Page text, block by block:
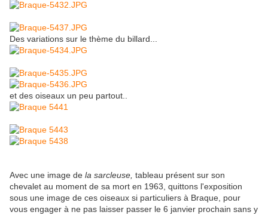
Des variations sur le thème du billard...
et des oiseaux un peu partout..
Avec une image de la sarcleuse, tableau présent sur son
chevalet au moment de sa mort en 1963, quittons l'exposition
sous une image de ces oiseaux si particuliers à Braque, pour
vous engager à ne pas laisser passer le 6 janvier prochain sans y